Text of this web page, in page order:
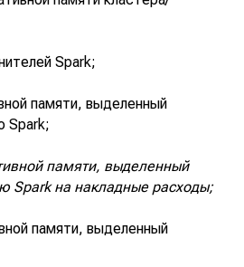
Spark;
памяти, выделенный
Spark;
памяти, выделенный
Spark на накладные расходы;
памяти, выделенный